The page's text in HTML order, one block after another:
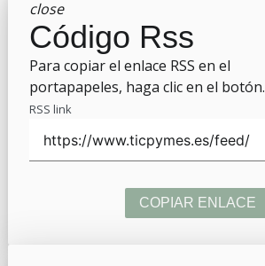
close
Código Rss
Para copiar el enlace RSS en el
portapapeles, haga clic en el botón.
RSS link
COPIAR ENLACE